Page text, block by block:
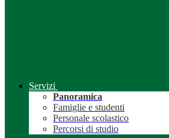
Servizi
Panoramica
Famiglie e studenti
Personale scolastico
Percorsi di studio